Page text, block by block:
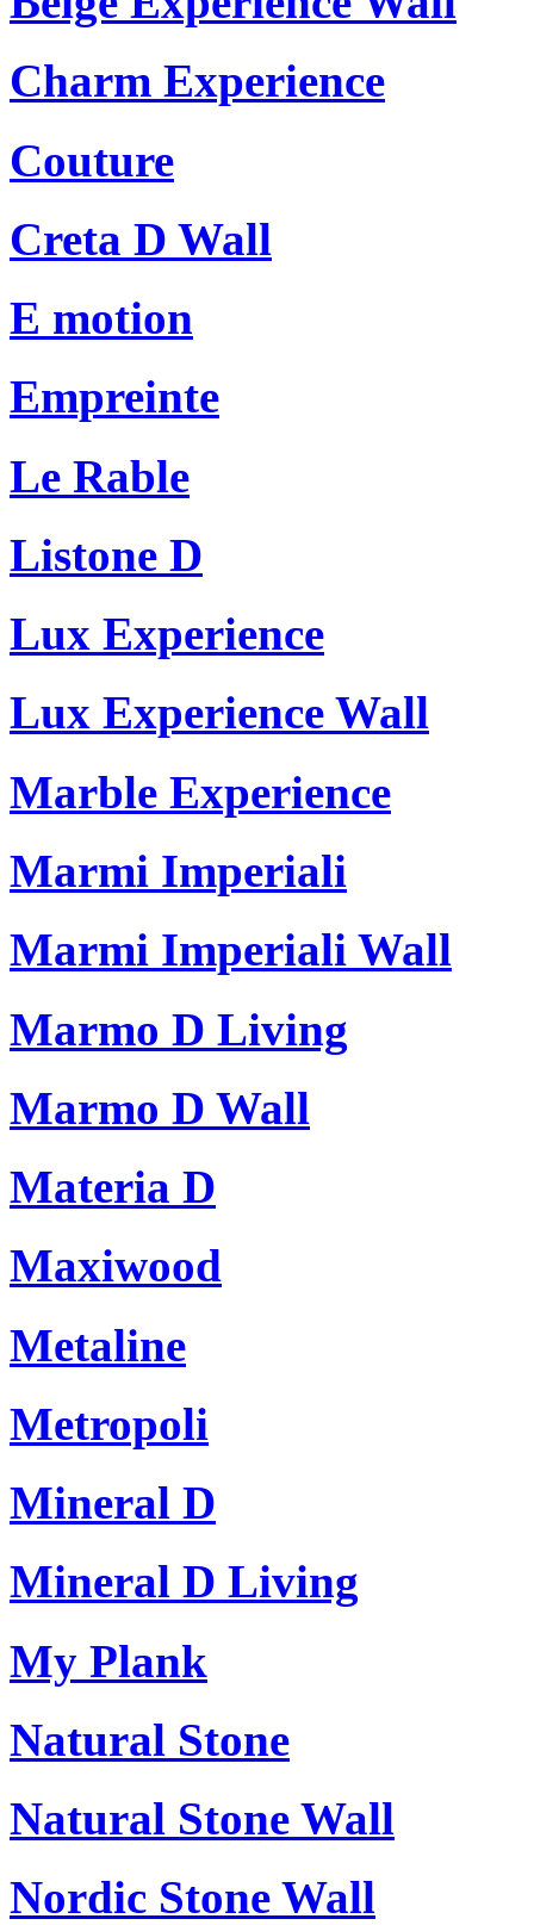
Charm Experience
Couture
Creta D Wall
E motion
Empreinte
Le Rable
Listone D
Lux Experience
Lux Experience Wall
Marble Experience
Marmi Imperiali
Marmi Imperiali Wall
Marmo D Living
Marmo D Wall
Materia D
Maxiwood
Metaline
Metropoli
Mineral D
Mineral D Living
My Plank
Natural Stone
Natural Stone Wall
Nordic Stone Wall